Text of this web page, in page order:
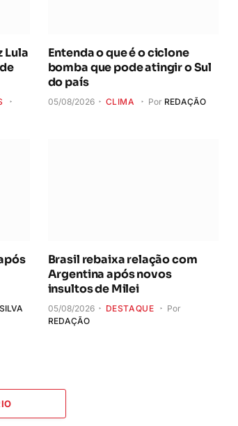
Lula
Entenda o que é o ciclone
bomba que pode atingir o Sul
do país
05/08/2026 CLIMA Por REDAÇÃO
Brasil rebaixa relação com
Argentina após novos
insultos de Milei
05/08/2026 DESTAQUE
Por
REDAÇÃO